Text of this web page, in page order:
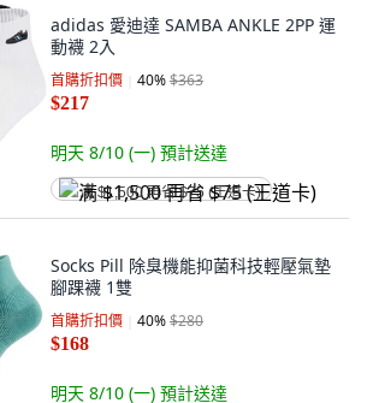
adidas 愛迪達 SAMBA ANKLE 2PP 運
動襪 2入
首購折扣價 40%$363
$217
明天 8/10 (一) 預計送達
满 $1,500 再省 $75 (王道卡)
Socks Pill 除臭機能抑菌科技輕壓氣墊
腳踝襪 1雙
首購折扣價 40%$280
$168
明天 8/10 (一) 預計送達